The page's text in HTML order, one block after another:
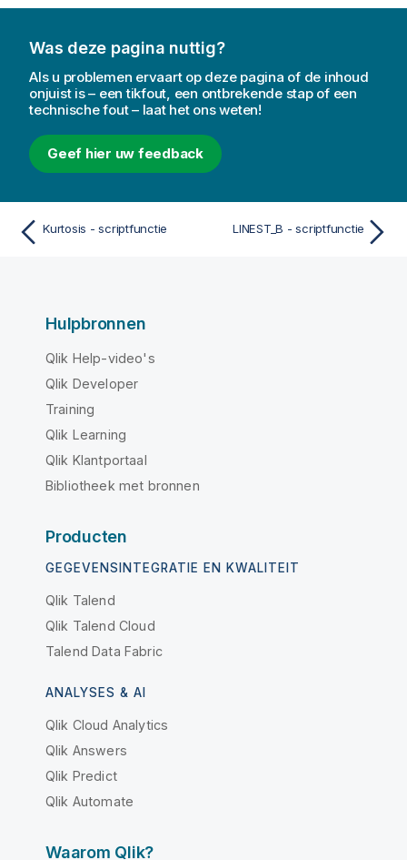
Was deze pagina nuttig?
Als u problemen ervaart op deze pagina of de inhoud
onjuist is – een tikfout, een ontbrekende stap of een
technische fout – laat het ons weten!
Geef hier uw feedback
Kurtosis - scriptfunctie LINEST_B - scriptfunctie
Hulpbronnen
Qlik Help-video's
Qlik Developer
Training
Qlik Learning
Qlik Klantportaal
Bibliotheek met bronnen
Producten
GEGEVENSINTEGRATIE EN KWALITEIT
Qlik Talend
Qlik Talend Cloud
Talend Data Fabric
ANALYSES & AI
Qlik Cloud Analytics
Qlik Answers
Qlik Predict
Qlik Automate
Waarom Qlik?